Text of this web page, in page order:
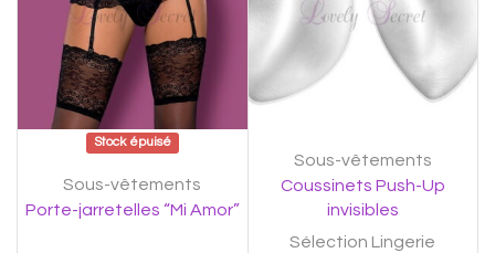
Stock épuisé
Sous-vêtements
Porte-jarretelles “Mi Amor”
Sous-vêtements
Coussinets Push-Up
invisibles
Sélection Lingerie